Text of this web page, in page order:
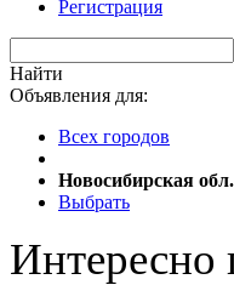
Регистрация
Найти
Объявления для:
Всех городов
Новосибирская обл.
Выбрать
Интересно